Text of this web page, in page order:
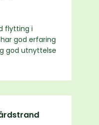
flytting i
god erfaring
god utnyttelse